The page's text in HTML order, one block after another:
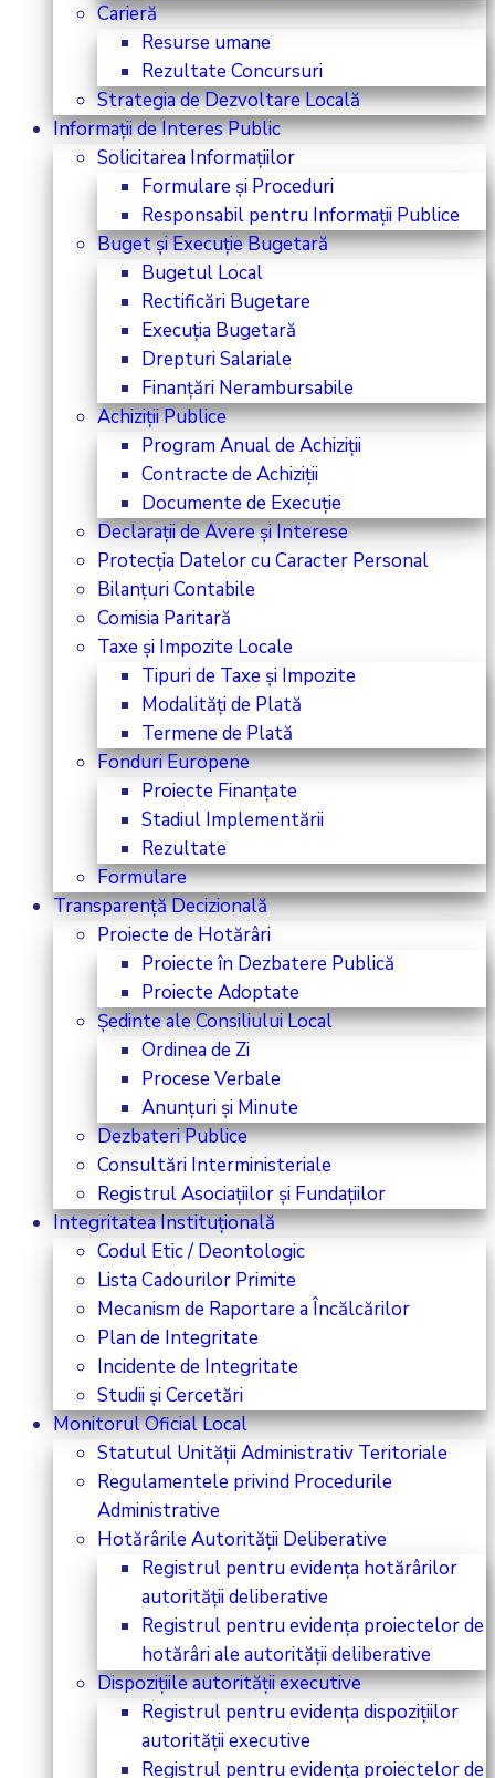
Carieră
Resurse umane
Rezultate Concursuri
Strategia de Dezvoltare Locală
Informații de Interes Public
Solicitarea Informațiilor
Formulare și Proceduri
Responsabil pentru Informații Publice
Buget și Execuție Bugetară
Bugetul Local
Rectificări Bugetare
Execuția Bugetară
Drepturi Salariale
Finanțări Nerambursabile
Achiziții Publice
Program Anual de Achiziții
Contracte de Achiziții
Documente de Execuție
Declarații de Avere și Interese
Protecția Datelor cu Caracter Personal
Bilanțuri Contabile
Comisia Paritară
Taxe și Impozite Locale
Tipuri de Taxe și Impozite
Modalități de Plată
Termene de Plată
Fonduri Europene
Proiecte Finanțate
Stadiul Implementării
Rezultate
Formulare
Transparență Decizională
Proiecte de Hotărâri
Proiecte în Dezbatere Publică
Proiecte Adoptate
Ședinte ale Consiliului Local
Ordinea de Zi
Procese Verbale
Anunțuri și Minute
Dezbateri Publice
Consultări Interministeriale
Registrul Asociațiilor și Fundațiilor
Integritatea Instituțională
Codul Etic / Deontologic
Lista Cadourilor Primite
Mecanism de Raportare a Încălcărilor
Plan de Integritate
Incidente de Integritate
Studii și Cercetări
Monitorul Oficial Local
Statutul Unității Administrativ Teritoriale
Regulamentele privind Procedurile
Administrative
Hotărârile Autorității Deliberative
Registrul pentru evidența hotărârilor
autorității deliberative
Registrul pentru evidența proiectelor de
hotărâri ale autorității deliberative
Dispozițiile autorității executive
Registrul pentru evidența dispozițiilor
autorității executive
Registrul pentru evidența proiectelor de